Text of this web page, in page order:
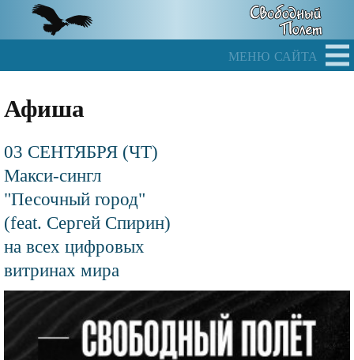
main
меню сайта
Афиша
03 СЕНТЯБРЯ (ЧТ)
Макси-сингл
"Песочный город"
(feat. Сергей Спирин)
на всех цифровых
витринах мира
изображения